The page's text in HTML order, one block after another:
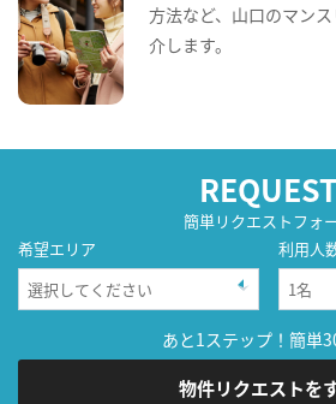
方法など、山口のマン
介します。
REQUEST
簡単リクエストフォ
希望エリア
利用人
あと1ステップ！簡単
物件リクエストを